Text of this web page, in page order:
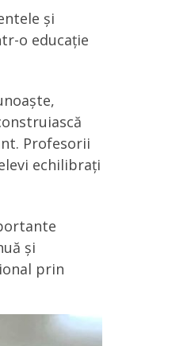
și
o educație
Profesorii
echilibrați
și
prin